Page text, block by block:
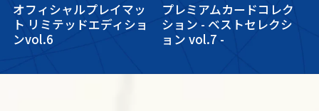
オフィシャルプレイマッ
ト リミテッドエディショ
ンvol.6
プレミアムカードコレク
ション - ベストセレクシ
ョン vol.7 -